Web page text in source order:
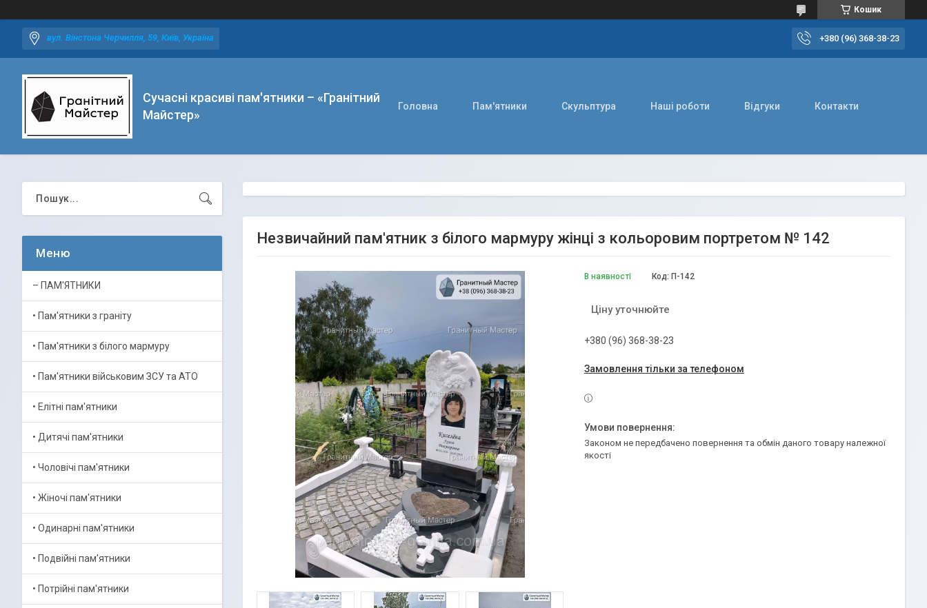
Кошик
вул. Вінстона Черчилля, 59, Київ, Україна +380 (96) 368-38-23
Сучасні красиві пам'ятники – «Гранітний
Майстер»
Головна Пам'ятники Скульптура Наші роботи Відгуки Контакти
Незвичайний пам'ятник з білого мармуру жінці з кольоровим портретом № 142
В наявності Код: П-142
Ціну уточнюйте
+380 (96) 368-38-23
Замовлення тільки за телефоном
Законом не передбачено повернення та обмін даного товару належної
якості
– ПАМ'ЯТНИКИ
• Пам'ятники з граніту
• Пам'ятники з білого мармуру
• Пам'ятники військовим ЗСУ та АТО
• Елітні пам'ятники
• Дитячі пам'ятники
• Чоловічі пам'ятники
• Жіночі пам'ятники
• Одинарні пам'ятники
• Подвійні пам'ятники
• Потрійні пам'ятники